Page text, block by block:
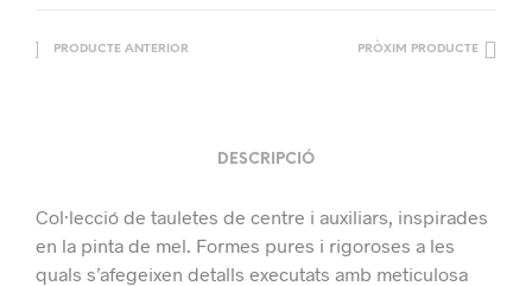
PRODUCTE ANTERIOR PRÒXIM PRODUCTE
DESCRIPCIÓ
Col·lecció de tauletes de centre i auxiliars, inspirades
en la pinta de mel. Formes pures i rigoroses a les
quals s’afegeixen detalls executats amb meticulosa